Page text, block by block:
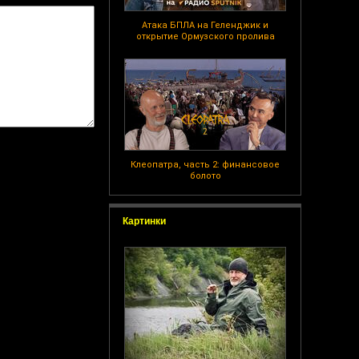
Атака БПЛА на Геленджик и
открытие Ормузского пролива
Клеопатра, часть 2: финансовое
болото
Картинки